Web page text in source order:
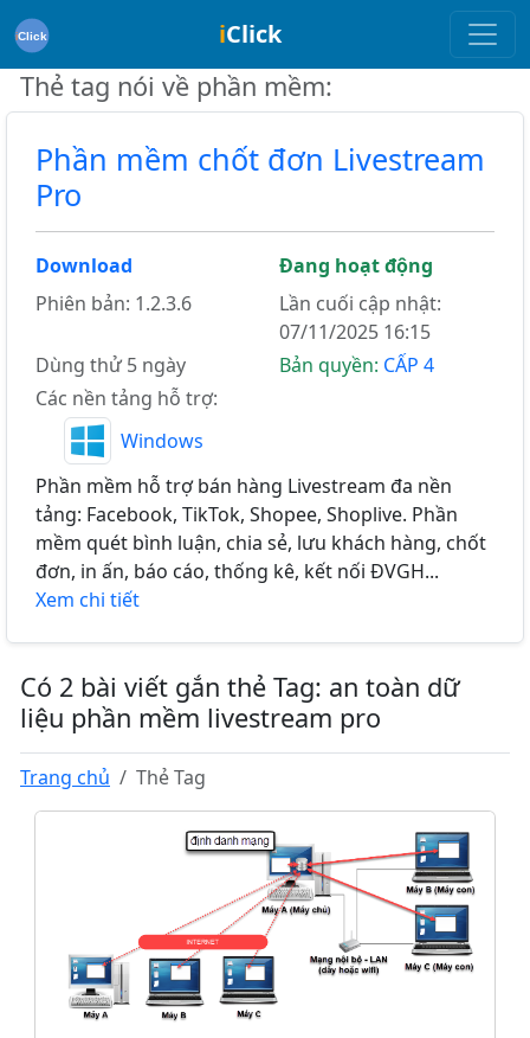
iClick
Thẻ tag nói về phần mềm:
Phần mềm chốt đơn Livestream
Pro
Download
Đang hoạt động
Phiên bản: 1.2.3.6
Lần cuối cập nhật:
07/11/2025 16:15
Dùng thử 5 ngày
Bản quyền: CẤP 4
Các nền tảng hỗ trợ:
Windows
Phần mềm hỗ trợ bán hàng Livestream đa nền
tảng: Facebook, TikTok, Shopee, Shoplive. Phần
mềm quét bình luận, chia sẻ, lưu khách hàng, chốt
đơn, in ấn, báo cáo, thống kê, kết nối ĐVGH...
Xem chi tiết
Có 2 bài viết gắn thẻ Tag: an toàn dữ
liệu phần mềm livestream pro
Trang chủ Thẻ Tag